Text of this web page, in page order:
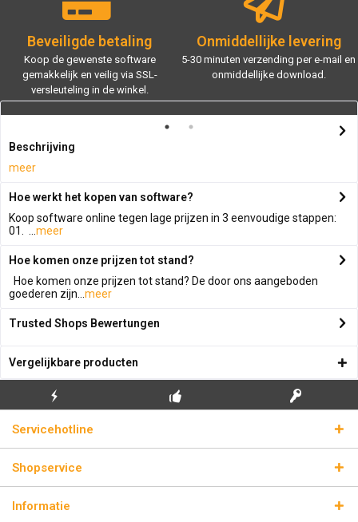
Beveiligde betaling
Koop de gewenste software
gemakkelijk en veilig via SSL-
versleuteling in de winkel.
Onmiddellijke levering
5-30 minuten verzending per e-mail en
onmiddellijke download.
Beschrijving
meer
Hoe werkt het kopen van software?
Koop software online tegen lage prijzen in 3 eenvoudige stappen:
01. ... meer
Hoe komen onze prijzen tot stand?
Hoe komen onze prijzen tot stand? De door ons aangeboden
goederen zijn... meer
Trusted Shops Bewertungen
Vergelijkbare producten
BLIKSEMVERZENDING
LICENTIESLEUTELS
Servicehotline
Shopservice
Informatie